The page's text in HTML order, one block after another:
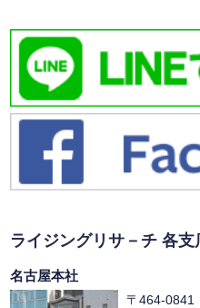
ライジングリサ－チ 各支
名古屋本社
〒464-0841